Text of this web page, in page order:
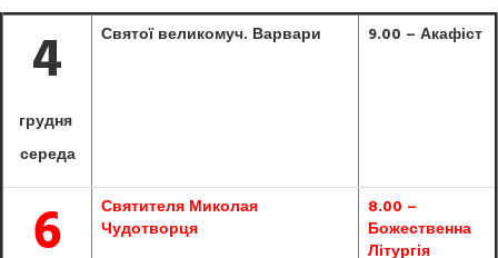
4
грудня
середа
Святої великомуч. Варвари 9.00 – Акафіст
6
Святителя Миколая
Чудотворця
8.00 –
Божественна
Літургія